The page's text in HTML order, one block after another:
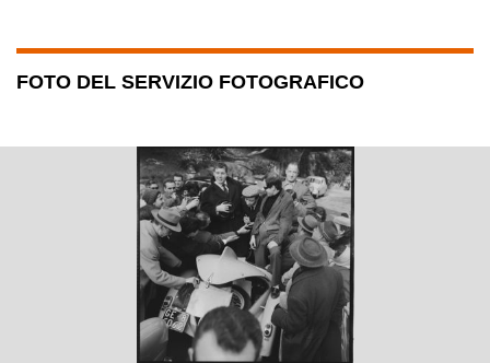
FOTO DEL SERVIZIO FOTOGRAFICO